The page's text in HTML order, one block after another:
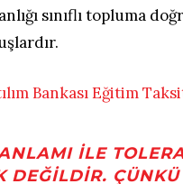
sınıflı topluma
ILE
DEĞILDIR.